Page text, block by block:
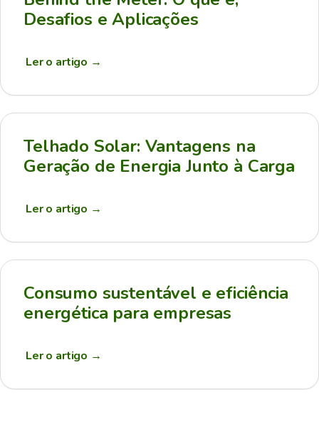
Desafios e Aplicações
Ler o artigo →
Telhado Solar: Vantagens na
Geração de Energia Junto à Carga
Ler o artigo →
Consumo sustentável e eficiência
energética para empresas
Ler o artigo →